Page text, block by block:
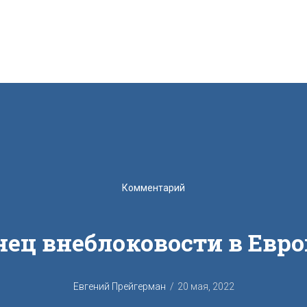
Комментарий
внеблоковости в
Евгений Прейгерман 20 мая, 2022